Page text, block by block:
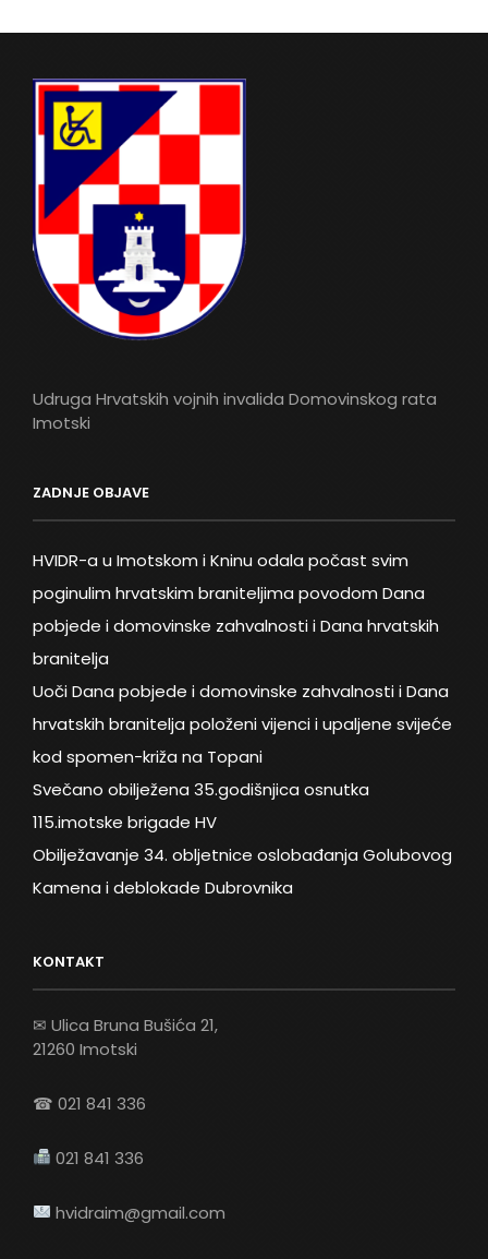
Udruga Hrvatskih vojnih invalida Domovinskog rata
Imotski
ZADNJE OBJAVE
HVIDR-a u Imotskom i Kninu odala počast svim
poginulim hrvatskim braniteljima povodom Dana
pobjede i domovinske zahvalnosti i Dana hrvatskih
branitelja
Uoči Dana pobjede i domovinske zahvalnosti i Dana
hrvatskih branitelja položeni vijenci i upaljene svijeće
kod spomen-križa na Topani
Svečano obilježena 35.godišnjica osnutka
115.imotske brigade HV
Obilježavanje 34. obljetnice oslobađanja Golubovog
Kamena i deblokade Dubrovnika
KONTAKT
✉ Ulica Bruna Bušića 21,
21260 Imotski
☎ 021 841 336
021 841 336
hvidraim@gmail.com